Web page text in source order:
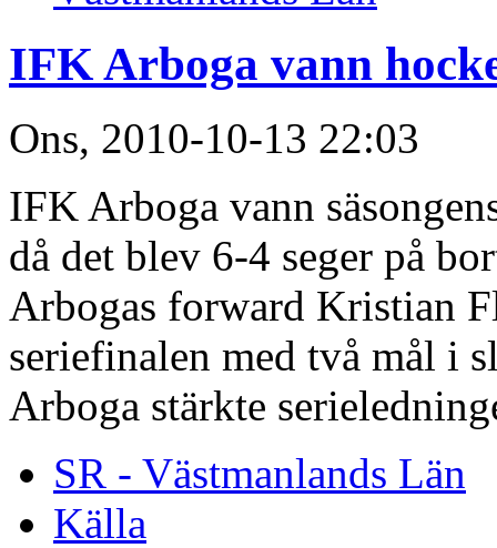
IFK Arboga vann
Ons, 2010-10-13 22:03
IFK Arboga vann
då det blev 6-4 seger på
Arbogas forward Kristian
seriefinalen med två mål i
Arboga stärkte
SR - Västmanlands Län
Källa